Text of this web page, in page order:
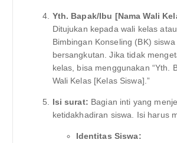
Yth. Bapak/Ibu [Nama Wali
Ditujukan kepada wali kelas
Bimbingan Konseling (BK) siswa
bersangkutan. Jika tidak
kelas, bisa menggunakan “Yth.
Wali Kelas [Kelas Siswa].”
Isi surat: Bagian inti yang
ketidakhadiran siswa. Isi harus
Identitas Siswa: